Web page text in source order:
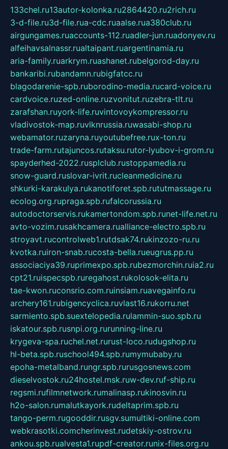
133chel.ru13autor-kolonka.ru2864420.ru2rich.ru
3-d-file.ru3d-file.rua-cdc.ruaalse.rua380club.ru
airgungames.ruaccounts-112.ruadler-jun.ruadonyev.ru
alfeihavsalnassr.rualtaipant.ruargentinamia.ru
aria-family.ruarkrym.ruashanet.rubelgorod-day.ru
bankaribi.rubandamn.rubigfatcc.ru
blagodarenie-spb.ruborodino-media.rucard-voice.ru
cardvoice.ruzed-online.ruzvonitut.ruzebra-tlt.ru
zarafshan.ruyork-life.ruvintovoykompressor.ru
vladivostok-map.ruvlknrussia.ruwasabi-shop.ru
webamator.ruzaryna.ruyoutubefree.rux-ton.ru
trade-farm.rutajuncos.rutaksu.rutor-lyubov-i-grom.ru
spayderhed-2022.rusplclub.rustoppamedia.ru
snow-guard.ruslovar-ivrit.rucleanmedicine.ru
shkurki-karakulya.rukanotiforet.spb.rututmassage.ru
ecolog.org.rupraga.spb.rufalcorussia.ru
autodoctorservis.rukamertondom.spb.runet-life.net.ru
avto-vozim.rusakhcamera.rualliance-electro.spb.ru
stroyavt.rucontrolweb1.rutdsak74.rukinzozo-ru.ru
kvotka.ruiron-snab.rucosta-bella.rueugrus.pp.ru
associaciya39.ruprimexpo.spb.rubezmorchin.ruia2.ru
cpt21.ruispecspb.ruregahost.rukolosok-elita.ru
tae-kwon.ruconsrio.com.ruinsiam.ruavegainfo.ru
archery161.rubigencyclica.ruvlast16.rukorru.net
sarmiento.spb.suextelopedia.rulammin-suo.spb.ru
iskatour.spb.rusnpi.org.rurunning-line.ru
krygeva-spa.ruchel.net.rurust-loco.rudugshop.ru
hl-beta.spb.ruschool494.spb.rumymubaby.ru
epoha-metalband.rungr.spb.rurusgosnews.com
dieselvostok.ru24hostel.msk.ruw-dev.ruf-ship.ru
regsmi.rufilmnetwork.rumalinasp.rukinosvin.ru
h2o-salon.rumalutkayork.rudeltaprim.spb.ru
tango-perm.rugooddir.rusgv.sumultiki-online.com
webkrasotki.comcherinvest.rudetskiy-ostrov.ru
ankou.spb.rualvesta1.rupdf-creator.runix-files.org.ru